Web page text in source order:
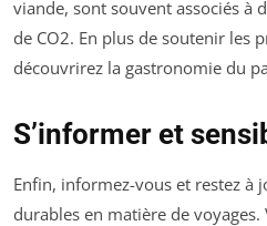
viande, sont souvent associés à
de CO2. En plus de soutenir les
découvrirez la gastronomie du
S’informer et
Enfin, informez-vous et restez à
durables en matière de